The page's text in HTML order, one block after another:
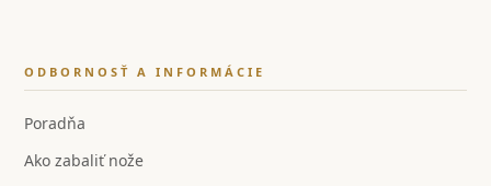
ODBORNOSŤ A INFORMÁCIE
Poradňa
Ako zabaliť nože